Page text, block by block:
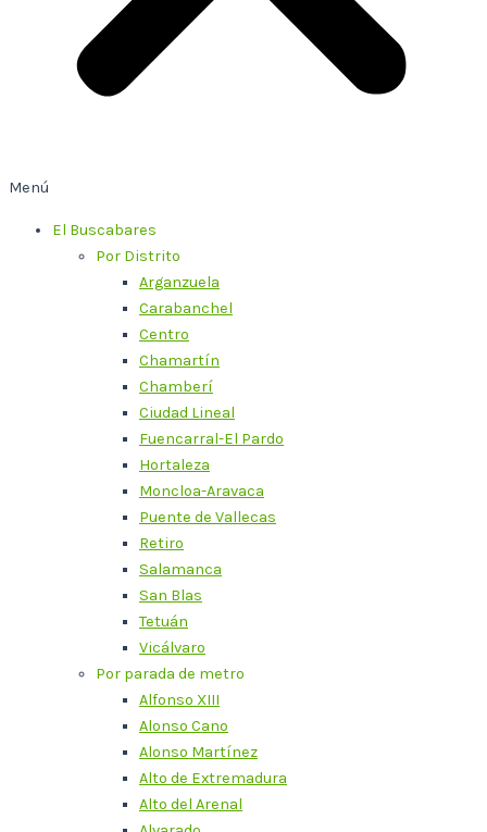
Menú
El Buscabares
Por Distrito
Arganzuela
Carabanchel
Centro
Chamartín
Chamberí
Ciudad Lineal
Fuencarral-El Pardo
Hortaleza
Moncloa-Aravaca
Puente de Vallecas
Retiro
Salamanca
San Blas
Tetuán
Vicálvaro
Por parada de metro
Alfonso XIII
Alonso Cano
Alonso Martínez
Alto de Extremadura
Alto del Arenal